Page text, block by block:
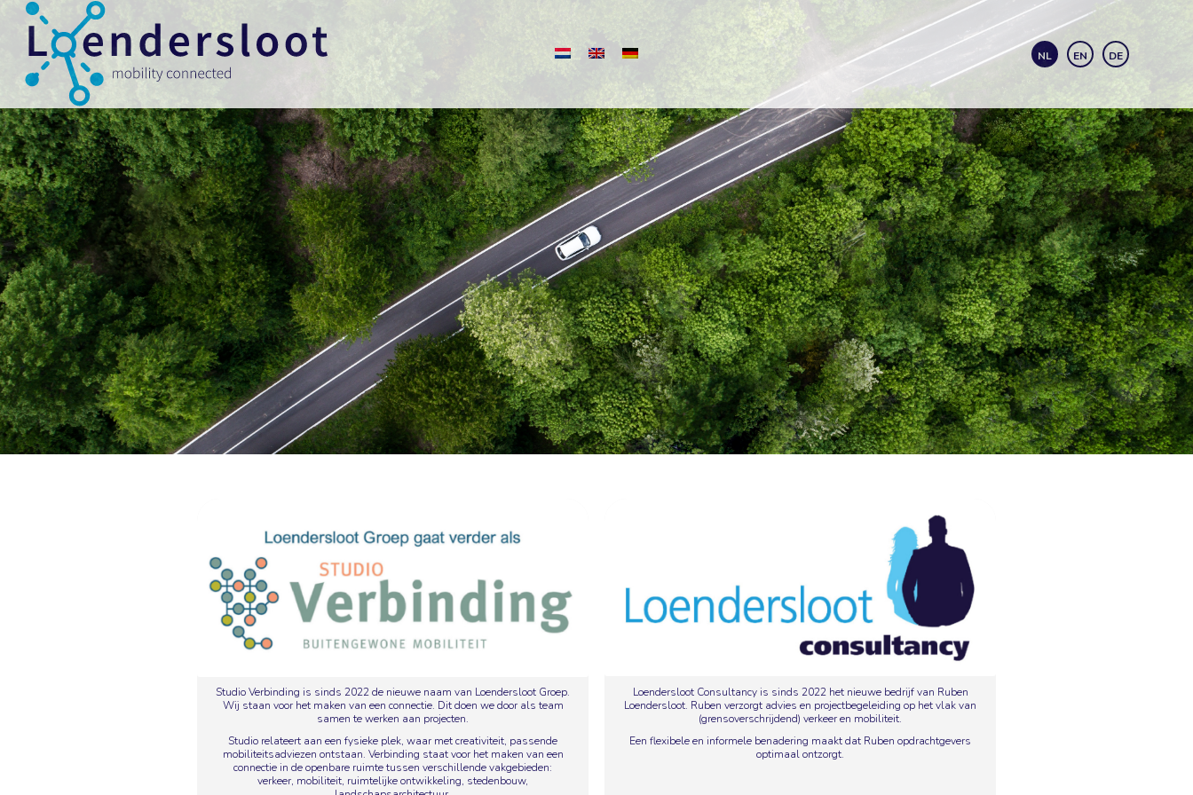
NL EN DE
Studio Verbinding is sinds 2022 de nieuwe naam van Loendersloot Groep.
Wij staan voor het maken van een connectie. Dit doen we door als team
samen te werken aan projecten.
Studio relateert aan een fysieke plek, waar met creativiteit, passende
mobiliteitsadviezen ontstaan. Verbinding staat voor het maken van een
connectie in de openbare ruimte tussen verschillende vakgebieden:
verkeer, mobiliteit, ruimtelijke ontwikkeling, stedenbouw,
Loendersloot Consultancy is sinds 2022 het nieuwe bedrijf van Ruben
Loendersloot. Ruben verzorgt advies en projectbegeleiding op het vlak van
(grensoverschrijdend) verkeer en mobiliteit.
Een flexibele en informele benadering maakt dat Ruben opdrachtgevers
optimaal ontzorgt.